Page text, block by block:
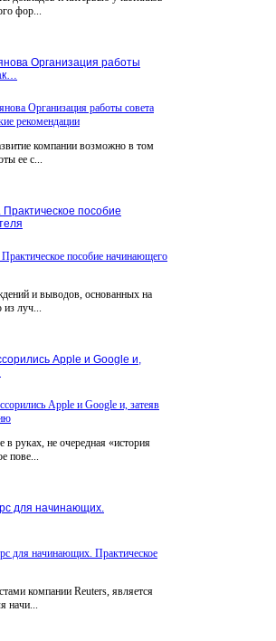
фор...
Организация работы
компании возможно в том
ее с...
пособие
и выводов, основанных на
луч...
Apple и Google и,
руках, не очередная «история
пове...
для начинающих.
компании Reuters, является
начи...